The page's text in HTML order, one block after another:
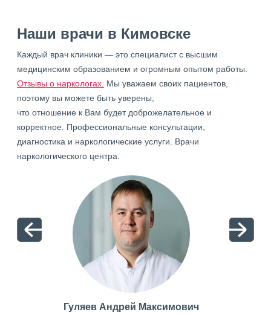
Наши врачи в Кимовске
Каждый врач клиники — это специалист с высшим
медицинским образованием и огромным опытом работы.
Отзывы о наркологах. Мы уважаем своих пациентов,
поэтому вы можете быть уверены,
что отношение к Вам будет доброжелательное и
корректное. Профессиональные консультации,
диагностика и наркологические услуги. Врачи
наркологического центра.
Гуляев Андрей Максимович